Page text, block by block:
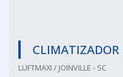
CLIMATIZADOR
LUFTMAXI / JOINVILLE - SC